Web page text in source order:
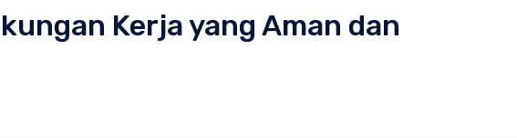
Kerja yang Aman dan